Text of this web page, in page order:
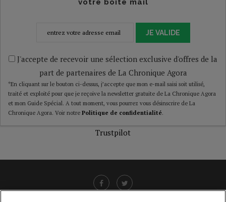
votre boîte mail
JE VALIDE
J'accepte de recevoir une sélection exclusive d'offres de la
part de partenaires de La Chronique Agora
*En cliquant sur le bouton ci-dessus, j’accepte que mon e-mail saisi soit utilisé,
traité et exploité pour que je reçoive la newsletter gratuite de La Chronique Agora
et mon Guide Spécial. A tout moment, vous pourrez vous désinscrire de La
Chronique Agora. Voir notre Politique de confidentialité.
Trustpilot